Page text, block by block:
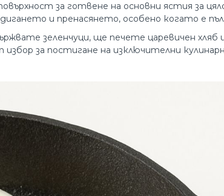
за готвене на основни ястия за
и пренасянето, особено когато е
зеленчуци, ще печете царевичен
за постигане на изключителни